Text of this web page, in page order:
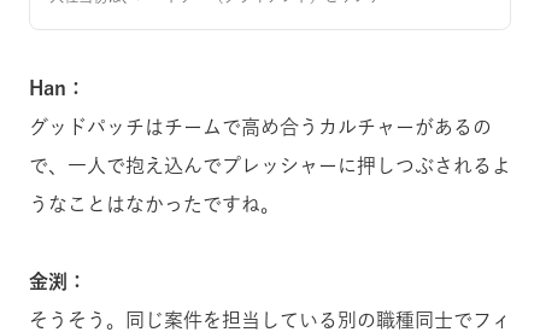
Han：
グッドパッチはチームで高め合うカルチャーがあるの
で、一人で抱え込んでプレッシャーに押しつぶされるよ
うなことはなかったですね。
金渕：
そうそう。同じ案件を担当している別の職種同士でフィ